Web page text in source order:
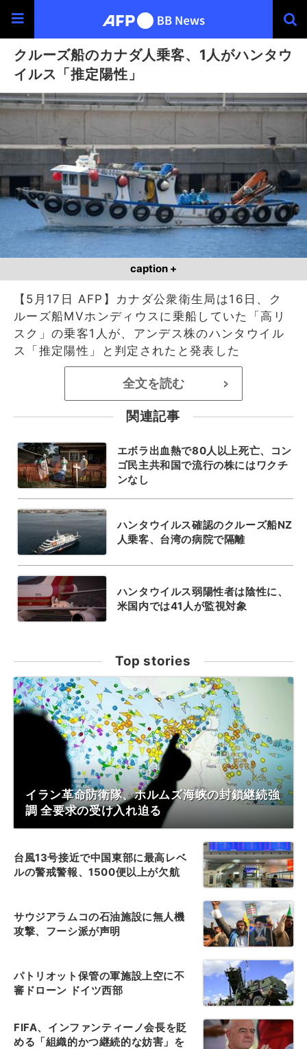
クルーズ船のカナダ人乗客、1人がハンタウ
イルス「推定陽性」
caption +
【5月17日 AFP】カナダ公衆衛生局は16日、ク
ルーズ船MVホンディウスに乗船していた「高リ
スク」の乗客1人が、アンデス株のハンタウイル
ス「推定陽性」と判定されたと発表した
全文を読む >
関連記事
エボラ出血熱で80人以上死亡、コン
ゴ民主共和国で流行の株にはワクチ
ンなし
ハンタウイルス確認のクルーズ船NZ
人乗客、台湾の病院で隔離
ハンタウイルス弱陽性者は陰性に、
米国内では41人が監視対象
Top stories
イラン革命防衛隊、ホルムズ海峡の封鎖継続強
調 全要求の受け入れ迫る
台風13号接近で中国東部に最高レベ
ルの警戒警報、1500便以上が欠航
サウジアラムコの石油施設に無人機
攻撃、フーシ派が声明
パトリオット保管の軍施設上空に不
審ドローン ドイツ西部
FIFA、インファンティーノ会長を貶
める「組織的かつ継続的な妨害」を